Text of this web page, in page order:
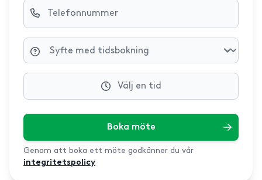
Välj en tid
Boka möte
Genom att boka ett möte godkänner du vår
integritetspolicy